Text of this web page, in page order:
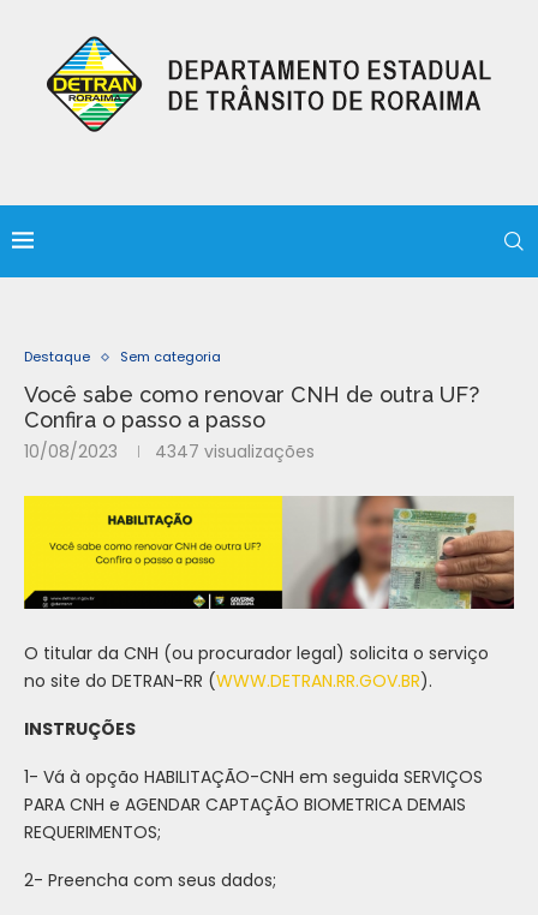
Destaque Sem categoria
Você sabe como renovar CNH de outra UF?
Confira o passo a passo
10/08/2023 4347 visualizações
O titular da CNH (ou procurador legal) solicita o serviço
no site do DETRAN-RR (WWW.DETRAN.RR.GOV.BR).
INSTRUÇÕES
1- Vá à opção HABILITAÇÃO-CNH em seguida SERVIÇOS
PARA CNH e AGENDAR CAPTAÇÃO BIOMETRICA DEMAIS
REQUERIMENTOS;
2- Preencha com seus dados;